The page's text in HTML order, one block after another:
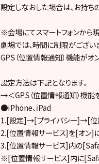
設定しなおした場合は、お持ち
※会場にてスマートフォンから
劇場では、時間に制限がござい
GPS（位置情報通知）機能がオ
設定方法は下記となります。
→＜GPS（位置情報通知）機能
●iPhone、iPad
1.[設定]→[プライバシー]→[位
2.[位置情報サービス]を[オン]
3.[位置情報サービス]内の
※[位置情報サービス]内に